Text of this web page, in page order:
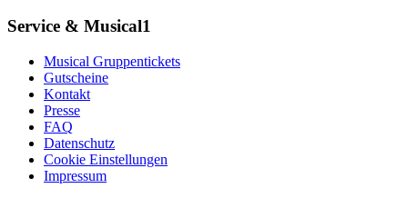
Service & Musical1
Musical Gruppentickets
Gutscheine
Kontakt
Presse
FAQ
Datenschutz
Cookie Einstellungen
Impressum